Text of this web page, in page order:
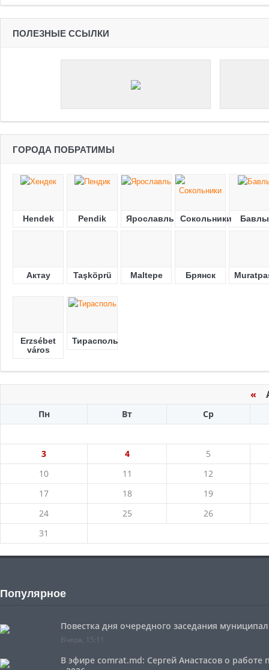
ПОЛЕЗНЫЕ ССЫЛКИ
ГОРОДА ПОБРАТИМЫ
Hendek Pendik Ярославль Сокольники Бавлы
Актау Taşköprü Maltepe Брянск
Erzsébet
város
Тирасполь
«
Пн Вт Ср
3 4
5
10
11
12
17
18
19
24
25
26
31
Популярное
Повестка дня очередного заседания
Вчера, 15:11
В эфире comrat.md: Сергей Анастасов о